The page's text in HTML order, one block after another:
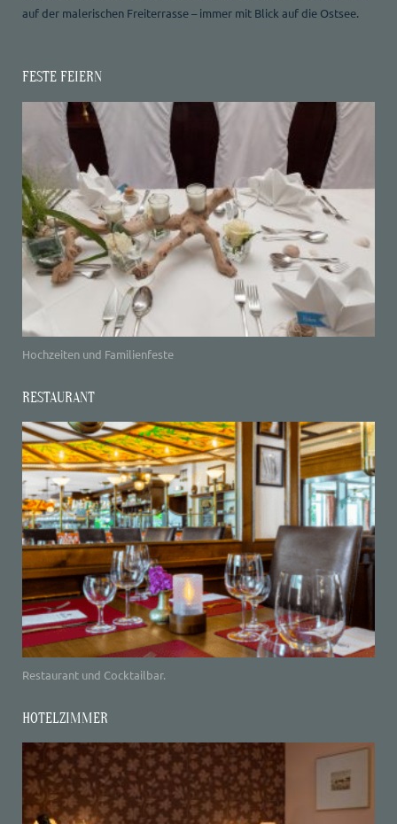
auf der malerischen Freiterrasse – immer mit Blick auf die Ostsee.
FESTE FEIERN
Hochzeiten und Familienfeste
RESTAURANT
Restaurant und Cocktailbar.
HOTELZIMMER